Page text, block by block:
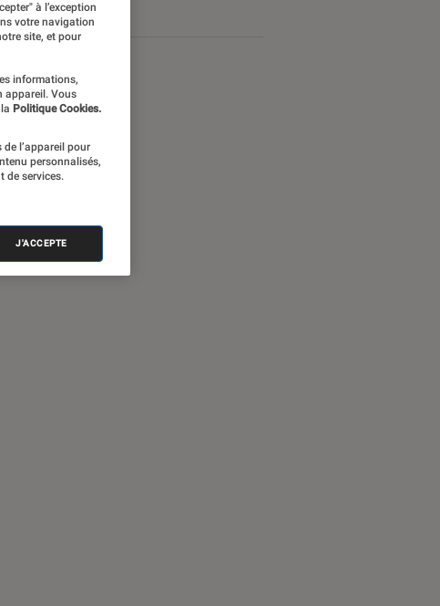
à l’exception
votre navigation
site, et pour
informations,
appareil. Vous
Politique Cookies.
l’appareil pour
personnalisés,
de services.
J'ACCEPTE